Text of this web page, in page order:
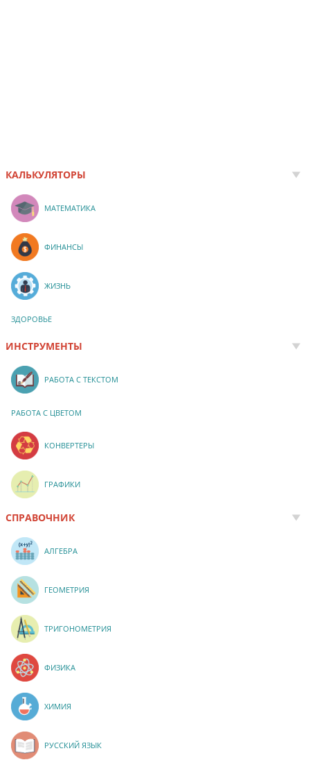
КАЛЬКУЛЯТОРЫ
МАТЕМАТИКА
ФИНАНСЫ
ЖИЗНЬ
ЗДОРОВЬЕ
ИНСТРУМЕНТЫ
РАБОТА С ТЕКСТОМ
РАБОТА С ЦВЕТОМ
КОНВЕРТЕРЫ
ГРАФИКИ
СПРАВОЧНИК
АЛГЕБРА
ГЕОМЕТРИЯ
ТРИГОНОМЕТРИЯ
ФИЗИКА
ХИМИЯ
РУССКИЙ ЯЗЫК